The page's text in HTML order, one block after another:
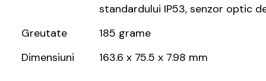
standardului IP53, senzor optic
Greutate
185 grame
Dimensiuni
163.6 x 75.5 x 7.98 mm